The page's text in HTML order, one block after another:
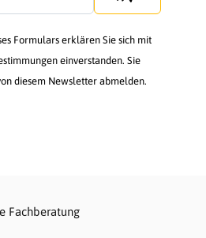
Formulars erklären Sie sich mit
einverstanden. Sie
diesem Newsletter abmelden.
Fachberatung